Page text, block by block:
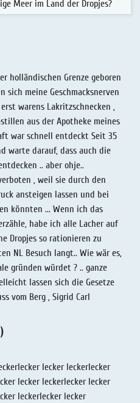
Meer im Land der Dropjes?
holländischen Grenze geboren
sich meine Geschmacksnerven
warens Lakritzschnecken ,
aus der Apotheke meines
war schnell entdeckt Seit 35
warte darauf, dass auch die
.. aber ohje..
, weil sie durch den
ansteigen lassen und bei
könnten ... Wenn ich das
habe ich alle Lacher auf
Dropjes so rationieren zu
NL Besuch langt.. Wie wär es,
gründen würdet ? .. ganze
lassen sich die Gesetze
vom Berg , Sigrid Carl
lecker leckerlecker
lecker leckerlecker lecker
leckerlecker lecker